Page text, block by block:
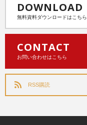
DOWNLOAD
無料資料ダウンロードはこちら
CONTACT
お問い合わせはこちら
RSS購読